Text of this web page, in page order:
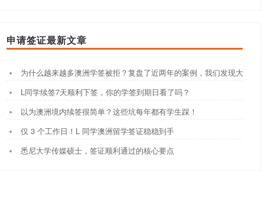
申请签证最新文章
为什么越来越多澳洲学签被拒？复盘了近两年的案例，我们发现大家都踩
L同学续签7天顺利下签，你的学签到期日看了吗？
以为澳洲境内续签很简单？这些坑每年都有学生踩！
仅 3 个工作日！L 同学澳洲留学签证稳稳到手
悉尼大学传媒硕士，签证顺利通过的核心要点